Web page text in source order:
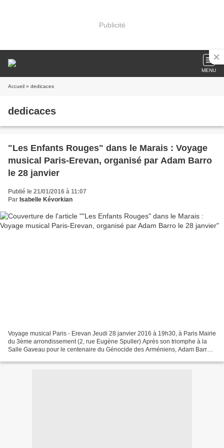
Publicité
MENU
Accueil » dedicaces
dedicaces
"Les Enfants Rouges" dans le Marais : Voyage
musical Paris-Erevan, organisé par Adam Barro
le 28 janvier
Publié le 21/01/2016 à 11:07
Par Isabelle Kévorkian
Voyage musical Paris - Erevan Jeudi 28 janvier 2016 à 19h30, à Paris Mairie
du 3ème arrondissement (2, rue Eugène Spuller) Après son triomphe à la
Salle Gaveau pour le centenaire du Génocide des Arméniens, Adam Barro,